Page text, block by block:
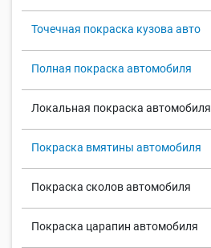
Точечная покраска кузова авто
Полная покраска автомобиля
Локальная покраска автомобиля
Покраска вмятины автомобиля
Покраска сколов автомобиля
Покраска царапин автомобиля